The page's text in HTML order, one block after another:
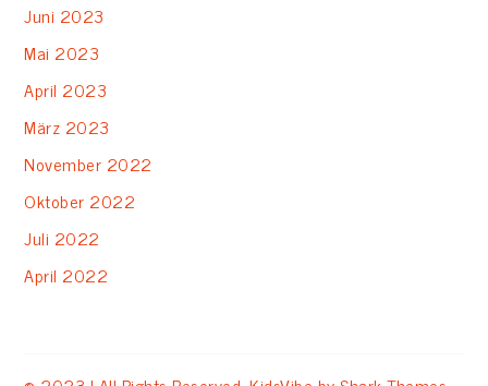
Juni 2023
Mai 2023
April 2023
März 2023
November 2022
Oktober 2022
Juli 2022
April 2022